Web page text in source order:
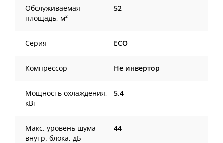
Обслуживаемая
площадь, м²
52
Серия ECO
Компрессор Не инвертор
Мощность охлаждения,
кВт
5.4
Макс. уровень шума
внутр. блока, дБ
44